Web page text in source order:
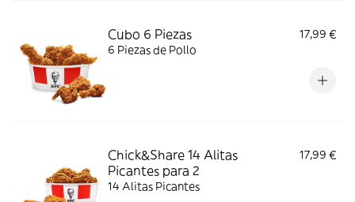
Cubo 6 Piezas
17,99 €
6 Piezas de Pollo
Chick&Share 14 Alitas
Picantes para 2
17,99 €
14 Alitas Picantes